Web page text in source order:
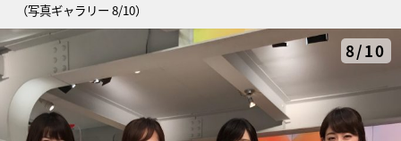
（写真ギャラリー 8/10）
8/10